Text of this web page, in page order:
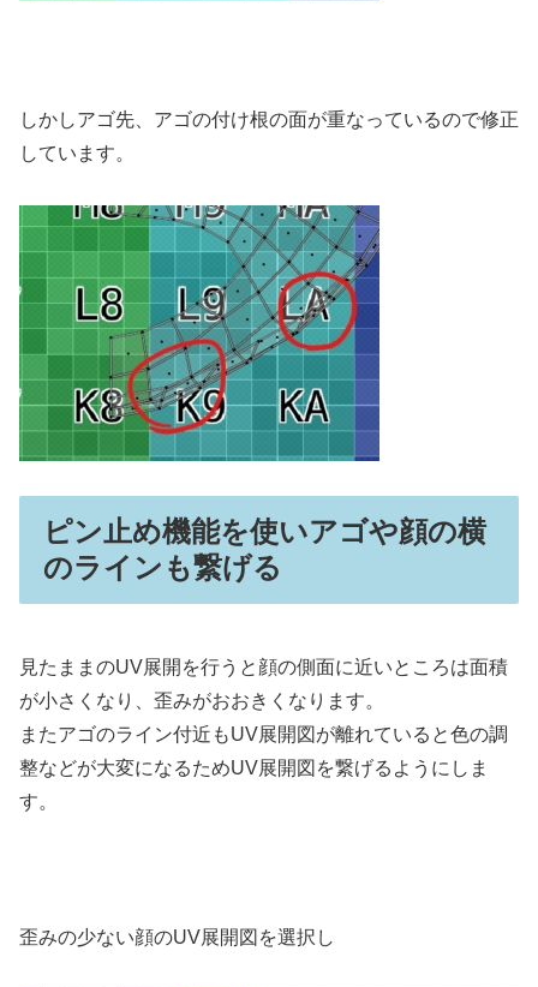
しかしアゴ先、アゴの付け根の面が重なっているので修正
しています。
ピン止め機能を使いアゴや顔の横
のラインも繋げる
見たままのUV展開を行うと顔の側面に近いところは面積
が小さくなり、歪みがおおきくなります。
またアゴのライン付近もUV展開図が離れていると色の調
整などが大変になるためUV展開図を繋げるようにしま
す。
歪みの少ない顔のUV展開図を選択し